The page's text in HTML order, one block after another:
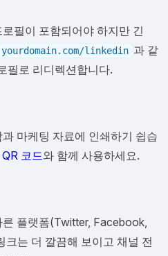
필이 포함되어야 하지만 긴
yourdomain.com/linkedin 과 같
필로 리디렉션합니다.
마케팅 자료에 인쇄하기 쉽습
QR 코드와 함께 사용하세요.
플랫폼(Twitter, Facebook,
는 더 깔끔해 보이고 채널 전